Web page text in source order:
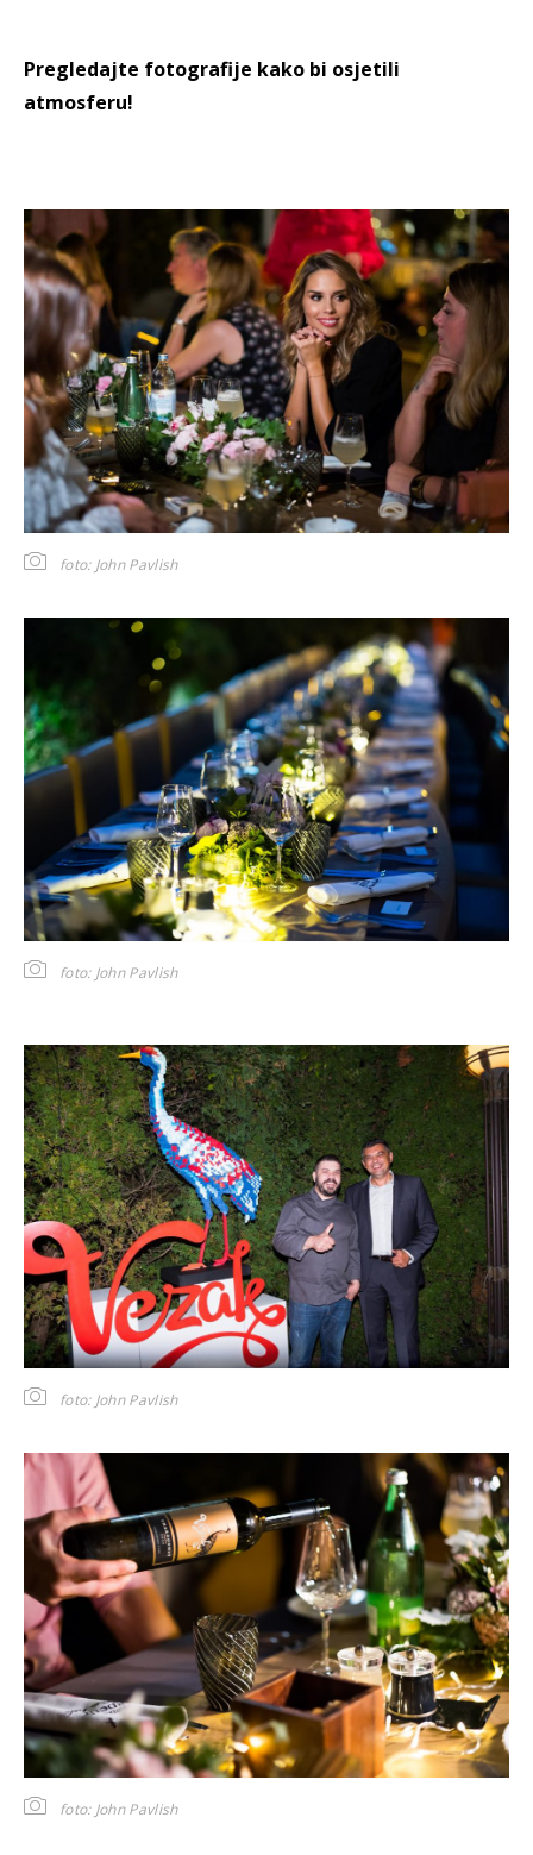
Pregledajte fotografije kako bi osjetili
atmosferu!
foto: John Pavlish
foto: John Pavlish
foto: John Pavlish
foto: John Pavlish